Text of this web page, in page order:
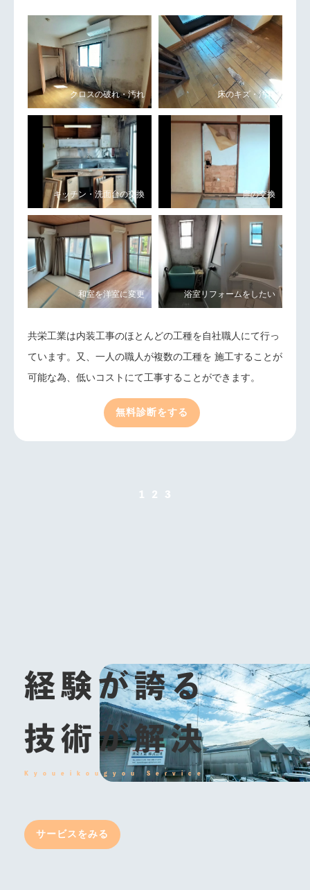
共栄工業は内装工事のほとんどの工種を自社職人にて行っ
ています。又、一人の職人が複数の工種を 施工することが
可能な為、低いコストにて工事することができます。
無料診断をする
1 2 3
経験が誇る
技術が解決
サービスをみる